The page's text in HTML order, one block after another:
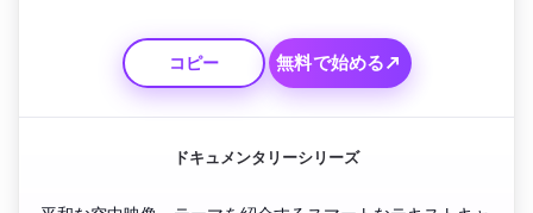
火から立ち上がる」番組名を表示します。最後に、突然黒に
カットし、輝くタイトルだけをホバリングさせ、サスペンス
でフェードアウトします。
コピー 無料で始める↗
ドキュメンタリーシリーズ